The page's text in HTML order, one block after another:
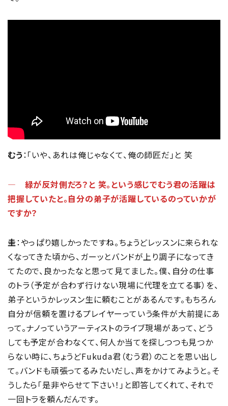
むう：「いや、あれは俺じゃなくて、俺の師匠だ」と 笑
― 緑が反対側だろ？と 笑。という感じでむう君の活躍は
把握していたと。自分の弟子が活躍しているのっていかが
ですか？
圭：やっぱり嬉しかったですね。ちょうどレッスンに来られな
くなってきた頃から、ガーッとバンドが上り調子になってき
てたので、良かったなと思って見てました。僕、自分の仕事
のトラ（予定が合わず行けない現場に代理を立てる事）を、
弟子というかレッスン生に頼むことがあるんです。もちろん
自分が信頼を置けるプレイヤーっていう条件が大前提にあ
って。ナノっていうアーティストのライブ現場があって、どう
しても予定が合わなくて、何人か当てを探しつつも見つか
らない時に、ちょうどFukuda君（むう君）のことを思い出し
て。バンドも頑張ってるみたいだし、声をかけてみようと。そ
うしたら「是非やらせて下さい！」と即答してくれて、それで
一回トラを頼んだんです。